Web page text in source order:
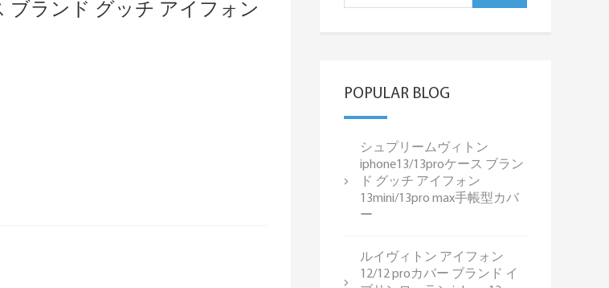
ブランド グッチ アイフォン
POPULAR BLOG
シュプリームヴィトン
iphone13/13proケース ブラン
ド グッチ アイフォン
13mini/13pro max手帳型カバ
ー
ルイヴィトン アイフォン
12/12 proカバー ブランド イ